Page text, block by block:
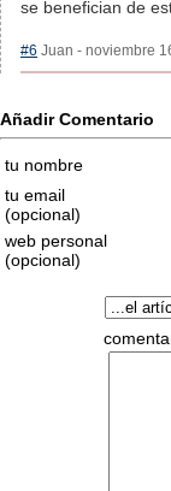
se benefician de
#6 Juan - noviembre
Añadir Comentario
tu nombre
tu email
(opcional)
web personal
(opcional)